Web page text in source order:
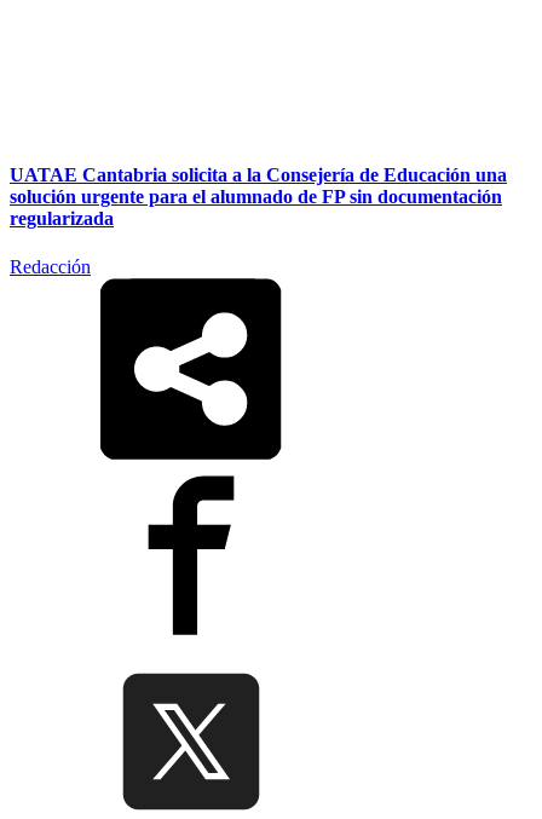
UATAE Cantabria solicita a la Consejería de Educación una
solución urgente para el alumnado de FP sin documentación
regularizada
Redacción